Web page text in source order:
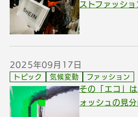
ストファッシ
2025年09月17日
トピック 気候変動 ファッション
その「エコ」
ォッシュの見